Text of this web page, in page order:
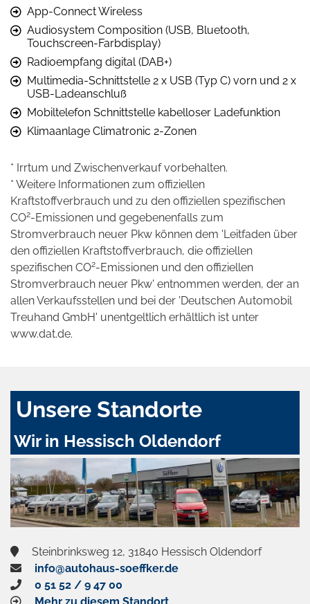
App-Connect Wireless
Audiosystem Composition (USB, Bluetooth,
Touchscreen-Farbdisplay)
Radioempfang digital (DAB+)
Multimedia-Schnittstelle 2 x USB (Typ C) vorn und 2 x
USB-Ladeanschluß
Mobiltelefon Schnittstelle kabelloser Ladefunktion
Klimaanlage Climatronic 2-Zonen
* Irrtum und Zwischenverkauf vorbehalten.
* Weitere Informationen zum offiziellen
Kraftstoffverbrauch und zu den offiziellen spezifischen
CO2-Emissionen und gegebenenfalls zum
Stromverbrauch neuer Pkw können dem 'Leitfaden über
den offiziellen Kraftstoffverbrauch, die offiziellen
spezifischen CO2-Emissionen und den offiziellen
Stromverbrauch neuer Pkw' entnommen werden, der an
allen Verkaufsstellen und bei der 'Deutschen Automobil
Treuhand GmbH' unentgeltlich erhältlich ist unter
www.dat.de.
Unsere Standorte
Wir in Hessisch Oldendorf
Steinbrinksweg 12, 31840 Hessisch Oldendorf
info@autohaus-soeffker.de
0 51 52 / 9 47 00